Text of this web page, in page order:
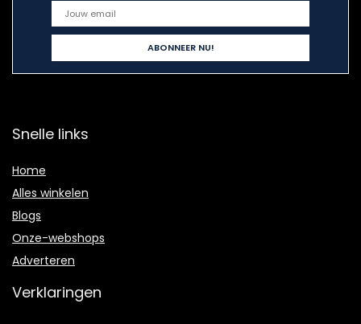
Snelle links
Home
Alles winkelen
Blogs
Onze-webshops
Adverteren
Verklaringen